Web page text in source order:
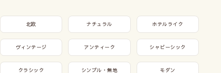
北欧 ナチュラル ホテルライク
ヴィンテージ アンティーク シャビーシック
クラシック シンプル・無地 モダン